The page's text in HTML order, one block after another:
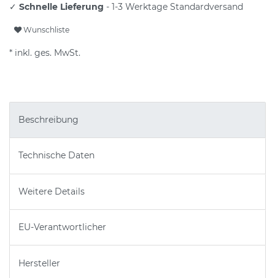
✓ Schnelle Lieferung - 1-3 Werktage Standardversand
Wunschliste
* inkl. ges. MwSt.
Beschreibung
Technische Daten
Weitere Details
EU-Verantwortlicher
Hersteller